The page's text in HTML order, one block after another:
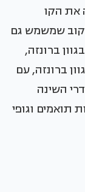
את הקו
שמשמש גם
ברונזה,
ברונזה, עם
השינה
תואמים וגופי